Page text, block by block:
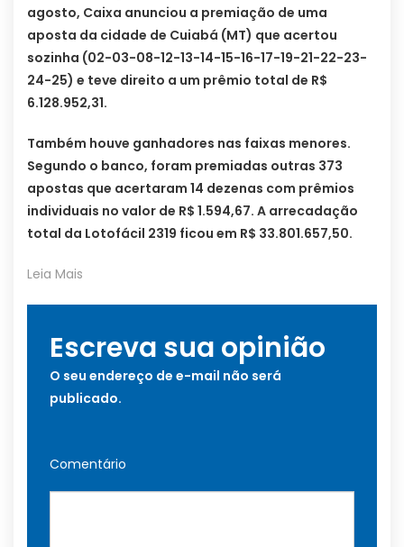
agosto, Caixa anunciou a premiação de uma
aposta da cidade de Cuiabá (MT) que acertou
sozinha (02-03-08-12-13-14-15-16-17-19-21-22-23-
24-25) e teve direito a um prêmio total de R$
6.128.952,31.
Também houve ganhadores nas faixas menores.
Segundo o banco, foram premiadas outras 373
apostas que acertaram 14 dezenas com prêmios
individuais no valor de R$ 1.594,67. A arrecadação
total da Lotofácil 2319 ficou em R$ 33.801.657,50.
Leia Mais
Escreva sua opinião
O seu endereço de e-mail não será
publicado.
Comentário